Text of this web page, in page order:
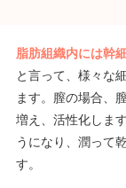
脂肪組織内には幹
と言って、様々な
ます。膣の場合、
増え、活性化しま
うになり、潤って
す。